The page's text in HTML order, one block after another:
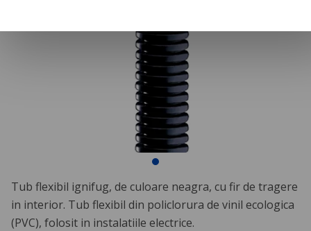
Tub flexibil ignifug, de culoare neagra, cu fir de tragere
in interior. Tub flexibil din policlorura de vinil ecologica
(PVC), folosit in instalatiile electrice.